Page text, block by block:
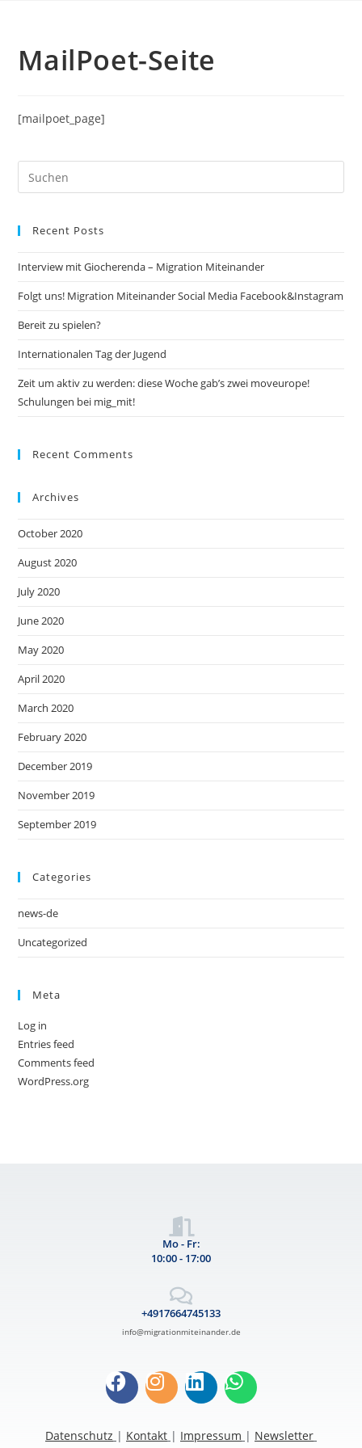
MailPoet-Seite
[mailpoet_page]
Recent Posts
Interview mit Giocherenda – Migration Miteinander
Folgt uns! Migration Miteinander Social Media Facebook&Instagram
Bereit zu spielen?
Internationalen Tag der Jugend
Zeit um aktiv zu werden: diese Woche gab’s zwei moveurope!
Schulungen bei mig_mit!
Recent Comments
Archives
October 2020
August 2020
July 2020
June 2020
May 2020
April 2020
March 2020
February 2020
December 2019
November 2019
September 2019
Categories
news-de
Uncategorized
Meta
Log in
Entries feed
Comments feed
WordPress.org
Mo - Fr:
10:00 - 17:00
+4917664745133
info@migrationmiteinander.de
Datenschutz | Kontakt | Impressum | Newsletter